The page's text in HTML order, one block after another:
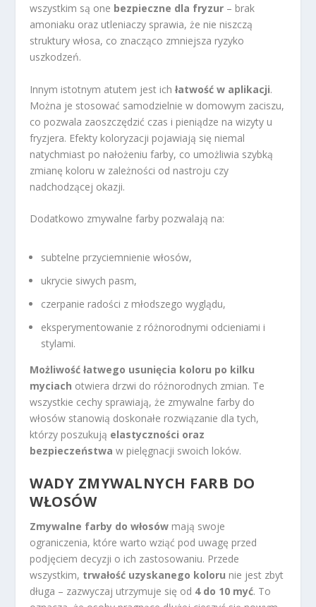
wszystkim są one bezpieczne dla fryzur – brak
amoniaku oraz utleniaczy sprawia, że nie niszczą
struktury włosa, co znacząco zmniejsza ryzyko
uszkodzeń.
Innym istotnym atutem jest ichłatwość w aplikacji.
Można je stosować samodzielnie w domowym zaciszu,
co pozwala zaoszczędzić czas i pieniądze na wizyty u
fryzjera. Efekty koloryzacji pojawiają się niemal
natychmiast po nałożeniu farby, co umożliwia szybką
zmianę koloru w zależności od nastroju czy
nadchodzącej okazji.
Dodatkowo zmywalne farby pozwalają na:
subtelne przyciemnienie włosów,
ukrycie siwych pasm,
czerpanie radości z młodszego wyglądu,
eksperymentowanie z różnorodnymi odcieniami i
stylami.
Możliwość łatwego usunięcia koloru po kilku
myciach otwiera drzwi do różnorodnych zmian. Te
wszystkie cechy sprawiają, że zmywalne farby do
włosów stanowią doskonałe rozwiązanie dla tych,
którzy poszukują elastyczności oraz
bezpieczeństwa w pielęgnacji swoich loków.
WADY ZMYWALNYCH FARB DO
WŁOSÓW
Zmywalne farby do włosów mają swoje
ograniczenia, które warto wziąć pod uwagę przed
podjęciem decyzji o ich zastosowaniu. Przede
wszystkim, trwałość uzyskanego koloru nie jest zbyt
długa – zazwyczaj utrzymuje się od 4 do 10 myć. To